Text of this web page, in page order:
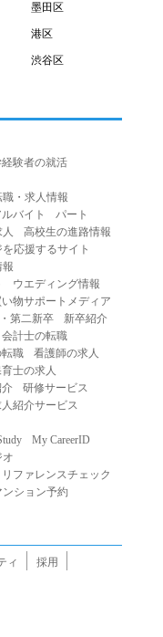
解除することを意
の途中で、利用者
で次の各号に定める
外の情報を登録す
スを利用する行為
的財産権、プライ
る行為
える行為
らに類する行為
為
良俗に反する行為
な責任を超えた不
断する行為
を行った利用者に対
るものとします。
に伴う当社または第
り、利用者に生じ
墨田区
港区
渋谷区
経験者の就活
職・求人情報
ルバイト
パート
高校生の進路情報
応援するサイト
報
ウエディング情報
い物サポートメディア
第二新卒
新卒紹介
会計士の転職
職
看護師の求人
士の求人
研修サービス
紹介サービス
My CareerID
オ
リファレンスチェック
ション予約
ィ
採用